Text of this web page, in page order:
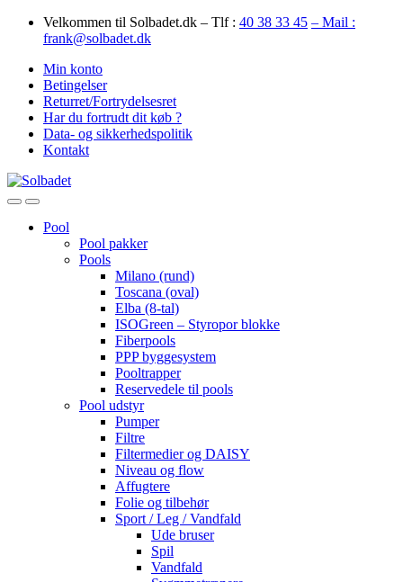
Skip
Skip
Velkommen til Solbadet.dk – Tlf : 40 38 33 45 – Mail :
frank@solbadet.dk
Min konto
Betingelser
Returret/Fortrydelsesret
Har du fortrudt dit køb ?
Data- og sikkerhedspolitik
Kontakt
OpenClose
Pool
Pool pakker
Pools
Milano (rund)
Toscana (oval)
Elba (8-tal)
ISOGreen – Styropor blokke
Fiberpools
PPP byggesystem
Pooltrapper
Reservedele til pools
Pool udstyr
Pumper
Filtre
Filtermedier og DAISY
Niveau og flow
Affugtere
Folie og tilbehør
Sport / Leg / Vandfald
Ude bruser
Spil
Vandfald